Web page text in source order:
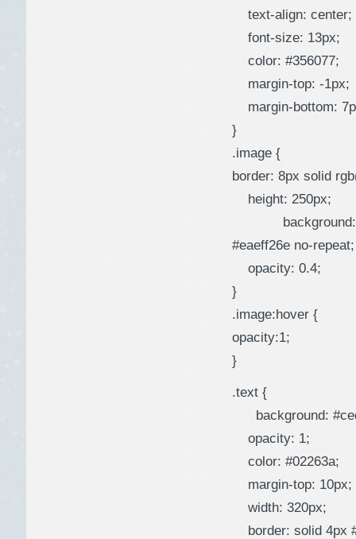
text-align: center;
font-size: 13px;
color: #356077;
margin-top: -1px;
margin-bottom:
}
.image {
border: 8px solid
height: 250px;
background:
#eaeff26e no-repeat;
opacity: 0.4;
}
.image:hover {
opacity:1;
}
.text {
background:
opacity: 1;
color: #02263a;
margin-top: 10px;
width: 320px;
border: solid 4px